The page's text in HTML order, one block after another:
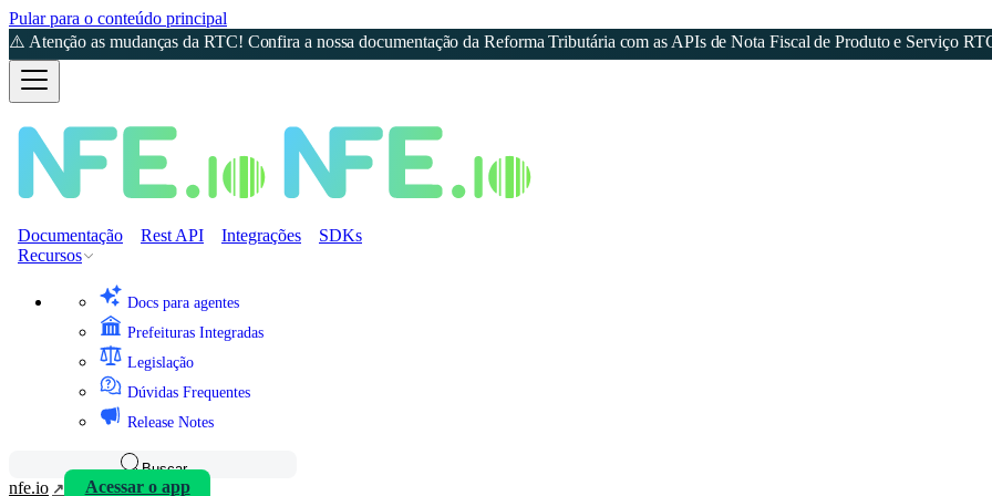
Pular para o conteúdo principal
⚠️ Atenção as mudanças da RTC! Confira a nossa documentação da Reforma Tributária com as APIs de Nota Fiscal de Produto e Serviço
Documentação Rest API Integrações
SDKs
Recursos
Docs para agentes
Prefeituras Integradas
Legislação
Dúvidas Frequentes
Release Notes
Buscar
nfe.io Acessar o app